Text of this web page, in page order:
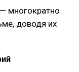
многократно
доводя их